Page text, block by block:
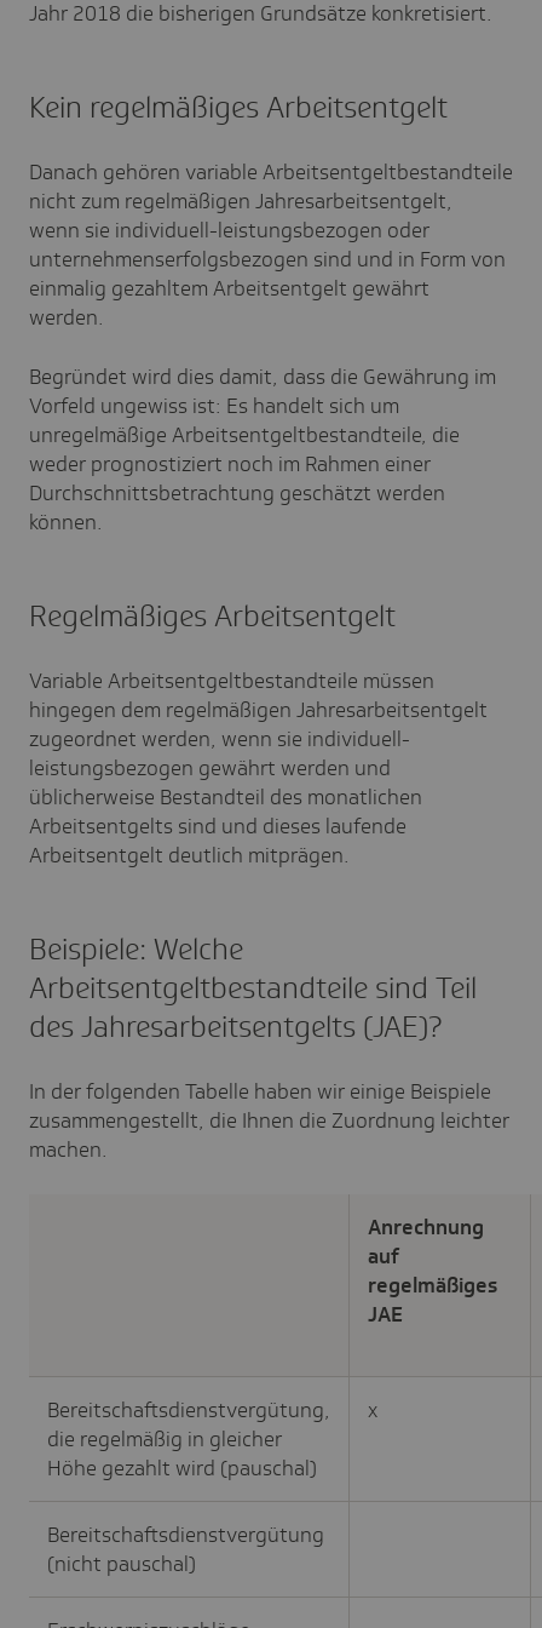
Jahr 2018 die bisherigen Grundsätze konkretisiert.
Kein regelmäßiges Arbeitsentgelt
Danach gehören variable Arbeitsentgeltbestandteile
nicht zum regelmäßigen Jahresarbeitsentgelt,
wenn sie individuell-leistungsbezogen oder
unternehmenserfolgsbezogen sind und in Form von
einmalig gezahltem Arbeitsentgelt gewährt
werden.
Begründet wird dies damit, dass die Gewährung im
Vorfeld ungewiss ist: Es handelt sich um
unregelmäßige Arbeitsentgeltbestandteile, die
weder prognostiziert noch im Rahmen einer
Durchschnittsbetrachtung geschätzt werden
können.
Regelmäßiges Arbeitsentgelt
Variable Arbeitsentgeltbestandteile müssen
hingegen dem regelmäßigen Jahresarbeitsentgelt
zugeordnet werden, wenn sie individuell-
leistungsbezogen gewährt werden und
üblicherweise Bestandteil des monatlichen
Arbeitsentgelts sind und dieses laufende
Arbeitsentgelt deutlich mitprägen.
Beispiele: Welche
Arbeitsentgeltbestandteile sind Teil
des Jahresarbeitsentgelts (JAE)?
In der folgenden Tabelle haben wir einige Beispiele
zusammengestellt, die Ihnen die Zuordnung leichter
machen.
Anrechnung
auf
regelmäßiges
JAE
Bereitschaftsdienstvergütung,
die regelmäßig in gleicher
Höhe gezahlt wird (pauschal)
x
Bereitschaftsdienstvergütung
(nicht pauschal)